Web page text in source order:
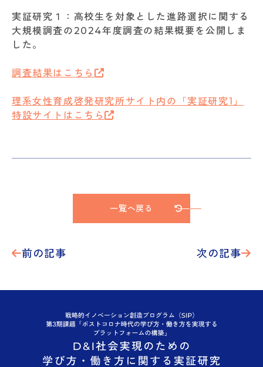
実証研究１：高校生を対象とした進路選択に関する
大規模調査の2024年度調査の結果概要を公開しま
した。
調査結果はこちら
理系女性育成啓発研究所サイト内の「実証研究1」
特設サイトはこちら
前の記事
一覧へ戻る
次の記事